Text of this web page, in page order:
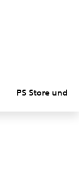
PS Store und